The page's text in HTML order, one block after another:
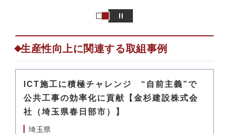
生産性向上に関連する取組事例
ICT施工に積極チャレンジ “自前主義”で
公共工事の効率化に貢献【金杉建設株式会
社（埼玉県春日部市）】
埼玉県